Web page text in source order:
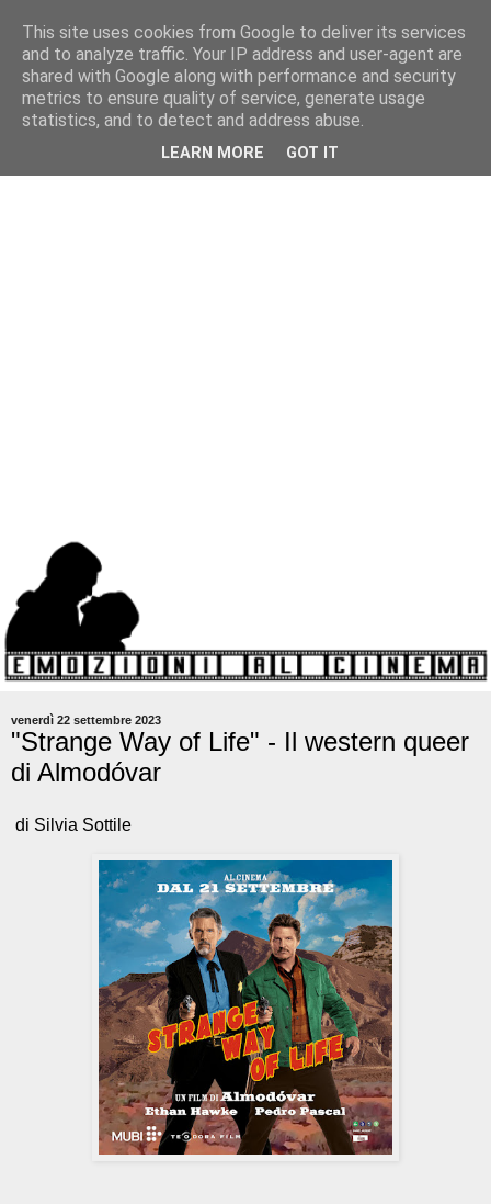
venerdì 22 settembre 2023
"Strange Way of Life" - Il western queer
di Almodóvar
di Silvia Sottile
This site uses cookies from Google to deliver its services
and to analyze traffic. Your IP address and user-agent are
shared with Google along with performance and security
metrics to ensure quality of service, generate usage
statistics, and to detect and address abuse.
LEARN MORE GOT IT